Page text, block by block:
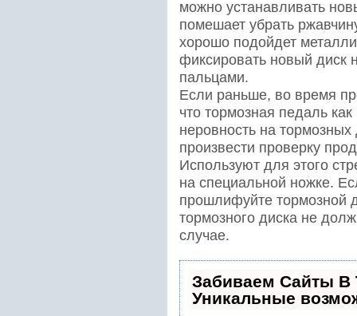
можно устанавливать
помешает убрать
хорошо подойдет
фиксировать новый
пальцами.
Если раньше, во время
что тормозная педаль
неровность на
произвести проверку
Используют для этого
на специальной ножке.
прошлифуйте тормозной
тормозного диска не
случае.
Забиваем Сайты
Уникальные